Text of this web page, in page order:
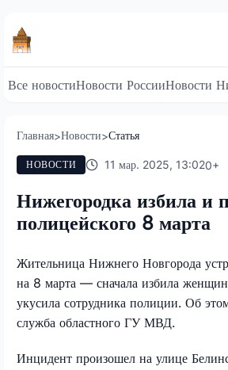
Все новостиНовости РоссииНовости
Главная>Новости>Статья
НОВОСТИ 11 мар. 2025, 13:020+
Нижегородка избила и
полицейского 8 марта
Жительница Нижнего Новгорода
на 8 марта — сначала избила
укусила сотрудника полиции. Об
служба областного ГУ МВД.
Инцидент произошел на улице